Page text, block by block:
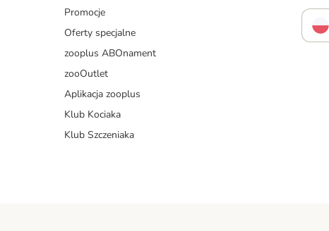
Promocje
Oferty specjalne
zooplus ABOnament
zooOutlet
Aplikacja zooplus
Klub Kociaka
Klub Szczeniaka